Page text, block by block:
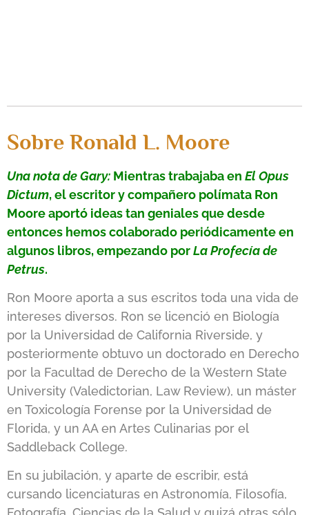
Sobre Ronald L. Moore
Una nota de Gary: Mientras trabajaba en El Opus
Dictum, el escritor y compañero polímata Ron
Moore aportó ideas tan geniales que desde
entonces hemos colaborado periódicamente en
algunos libros, empezando porLa Profecía de
Petrus.
Ron Moore aporta a sus escritos toda una vida de
intereses diversos. Ron se licenció en Biología
por la Universidad de California Riverside, y
posteriormente obtuvo un doctorado en Derecho
por la Facultad de Derecho de la Western State
University (Valedictorian, Law Review), un máster
en Toxicología Forense por la Universidad de
Florida, y un AA en Artes Culinarias por el
Saddleback College.
En su jubilación, y aparte de escribir, está
cursando licenciaturas en Astronomía, Filosofía,